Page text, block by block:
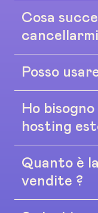
Cosa
Nessun
qualsiasi
andando su
Posso
Sì, puoi
dominio te ne
nostra
Ho
hosting
No. Tutti i piani
illimitato per i
Quanto è
vendite ?